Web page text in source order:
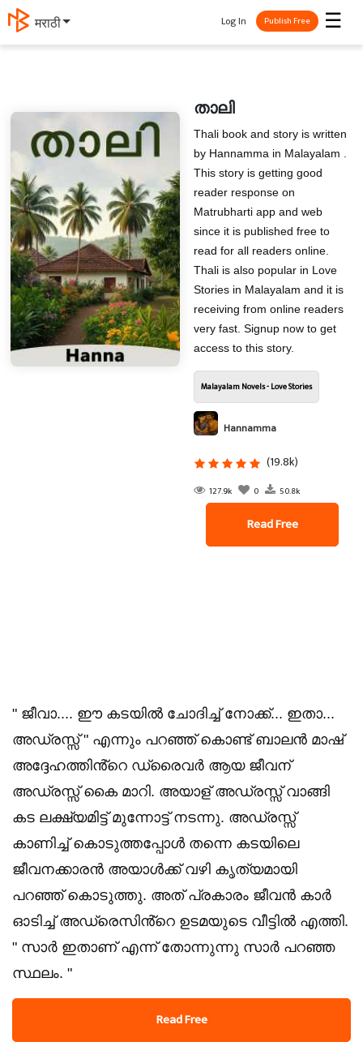
मराठी ☰
Log In Publish Free
താലി
Thali book and story is written
by Hannamma in Malayalam .
This story is getting good
reader response on
Matrubharti app and web
since it is published free to
read for all readers online.
Thali is also popular in Love
Stories in Malayalam and it is
receiving from online readers
very fast. Signup now to get
access to this story.
Malayalam Novels - Love Stories
Hannamma
(19.8k)
127.9k 0 50.8k
Read Free
" ജീവാ.... ഈ കടയിൽ ചോദിച്ച് നോക്ക്... ഇതാ...
അഡ്രസ്സ് " എന്നും പറഞ്ഞ് കൊണ്ട് ബാലൻ മാഷ്
അദ്ദേഹത്തിൻ്റെ ഡ്രൈവർ ആയ ജീവന്
അഡ്രസ്സ് കൈ മാറി. അയാള് അഡ്രസ്സ് വാങ്ങി
കട ലക്ഷ്യമിട്ട് മുന്നോട്ട് നടന്നു. അഡ്രസ്സ്
കാണിച്ച് കൊടുത്തപ്പോൾ തന്നെ കടയിലെ
ജീവനക്കാരൻ അയാൾക്ക് വഴി കൃത്യമായി
പറഞ്ഞ് കൊടുത്തു. അത് പ്രകാരം ജീവൻ കാർ
ഓടിച്ച് അഡ്രെസിൻ്റെ ഉടമയുടെ വീട്ടിൽ എത്തി.
" സാർ ഇതാണ് എന്ന് തോന്നുന്നു സാർ പറഞ്ഞ
സ്ഥലം. "
Read Free